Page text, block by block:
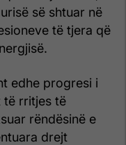
së shtuar në
të tjera që
edhe progresi i
të rritjes të
rëndësinë e
drejt